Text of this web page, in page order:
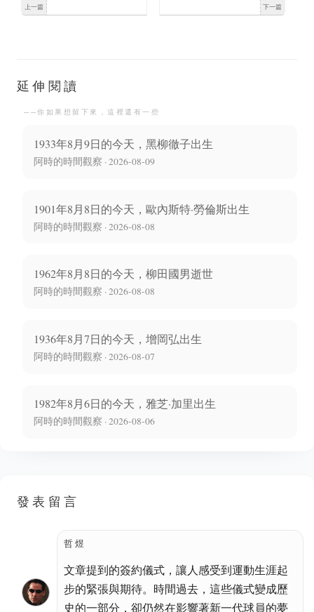
上一篇
達比大獎賽中超越路易
手冠軍
下一篇
延伸閱讀
──你如果想留下來，這裡還有一些
1933年8月9日的今天，黑柳徹子出生
阿時的時間觀察 · 2026-08-09
1901年8月8日的今天，歐內斯特·勞倫斯出生
阿時的時間觀察 · 2026-08-08
1962年8月8日的今天，柳田國男逝世
阿時的時間觀察 · 2026-08-08
1936年8月7日的今天，增岡弘出生
阿時的時間觀察 · 2026-08-07
1982年8月6日的今天，雅芝·加里出生
阿時的時間觀察 · 2026-08-06
發表留言
哲煜
文章提到的簽約儀式，讓人感受到運動生涯起
步的緊張與期待。時間過去，這些儀式變成歷
史的一部分，卻仍然在影響著新一代球員的夢